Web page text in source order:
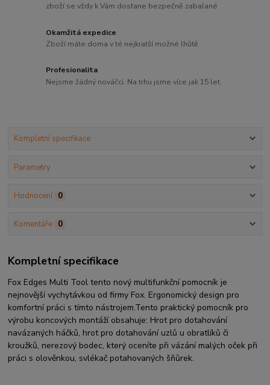
zboží se vždy k Vám dostane bezpečně zabalané
Okamžitá expedice
Zboží máte doma v té nejkratší možné lhůtě
Profesionalita
Nejsme žádný nováčci. Na trhu jsme více jak 15 let.
Kompletní specifikace
Parametry
Hodnocení 0
Komentáře 0
Kompletní specifikace
Fox Edges Multi Tool tento nový multifunkční pomocník je
nejnovější vychytávkou od firmy Fox. Ergonomický design pro
komfortní práci s tímto nástrojem.Tento praktický pomocník pro
výrobu koncových montáží obsahuje: Hrot pro dotahování
navázaných háčků, hrot pro dotahování uzlů u obratlíků či
kroužků, nerezový bodec, který oceníte při vázání malých oček při
práci s olověnkou, svlékač potahovaných šňůrek.